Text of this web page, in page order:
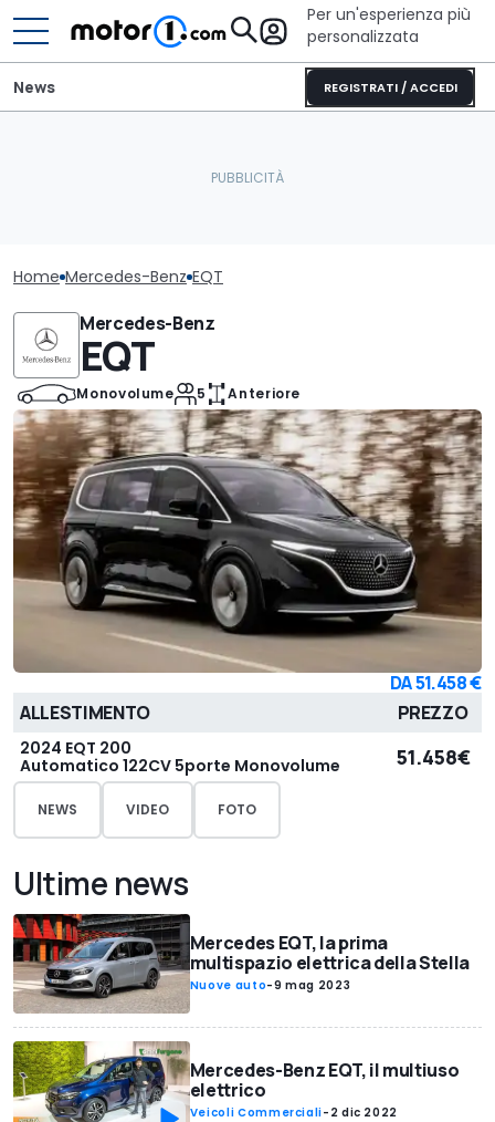
Per un'esperienza più
personalizzata
REGISTRATI / ACCEDI
News
Home Mercedes-Benz EQT
Mercedes-Benz
EQT
Monovolume 5 Anteriore
DA51.458 €
ALLESTIMENTO
PREZZO
2024 EQT 200
Automatico 122CV 5porte Monovolume
51.458€
NEWS VIDEO FOTO
Ultime news
Mercedes EQT, la prima
multispazio elettrica della Stella
Nuove auto-9 mag 2023
Mercedes-Benz EQT, il multiuso
elettrico
Veicoli Commerciali- 2 dic 2022